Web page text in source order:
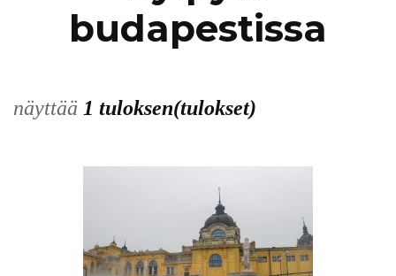
budapestissa
näyttää 1 tuloksen(tulokset)